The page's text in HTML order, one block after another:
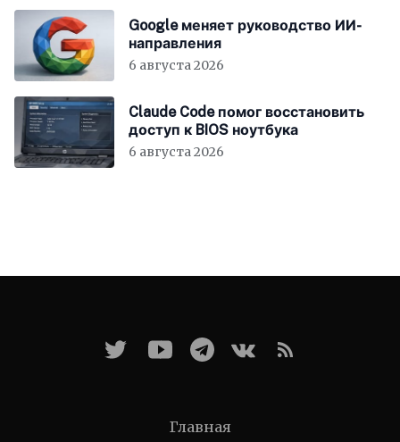
Google меняет руководство ИИ-
направления
6 августа 2026
Claude Code помог восстановить
доступ к BIOS ноутбука
6 августа 2026
Главная